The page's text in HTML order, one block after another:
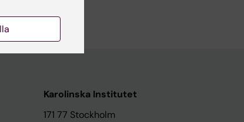
Karolinska Institutet
171 77 Stockholm